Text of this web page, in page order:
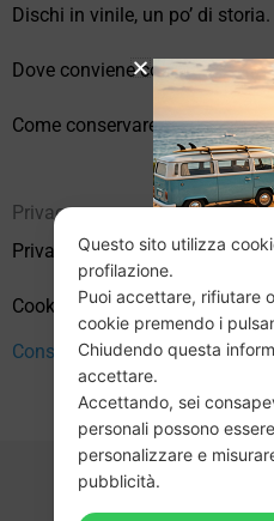
Dischi in vinile, un po’ di storia.
Dove conviene comprare vinili
Come conservare
Privacy
Privacy Policy
Cookie Policy (UE)
Consenso
Questo sito utilizza
profilazione.
Puoi accettare, rifiutare
cookie premendo i
Chiudendo questa
accettare.
Accettando, sei
personali possono
personalizzare e
pubblicità.
Dal 29
pausa